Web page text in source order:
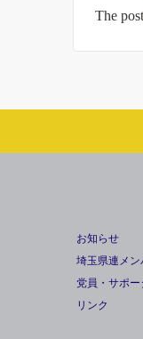
The post
お知らせ
埼玉県連メン
党員・サポー
リンク